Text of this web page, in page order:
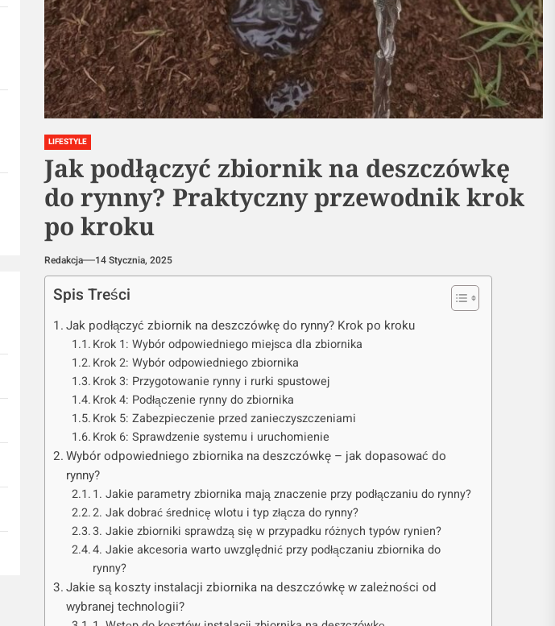
LIFESTYLE
Jak podłączyć zbiornik na deszczówkę
do rynny? Praktyczny przewodnik krok
po kroku
Redakcja 14 Stycznia, 2025
Spis Treści
Jak podłączyć zbiornik na deszczówkę do rynny? Krok po kroku
Krok 1: Wybór odpowiedniego miejsca dla zbiornika
Krok 2: Wybór odpowiedniego zbiornika
Krok 3: Przygotowanie rynny i rurki spustowej
Krok 4: Podłączenie rynny do zbiornika
Krok 5: Zabezpieczenie przed zanieczyszczeniami
Krok 6: Sprawdzenie systemu i uruchomienie
Wybór odpowiedniego zbiornika na deszczówkę – jak dopasować do
rynny?
1. Jakie parametry zbiornika mają znaczenie przy podłączaniu do rynny?
2. Jak dobrać średnicę wlotu i typ złącza do rynny?
3. Jakie zbiorniki sprawdzą się w przypadku różnych typów rynien?
4. Jakie akcesoria warto uwzględnić przy podłączaniu zbiornika do
rynny?
Jakie są koszty instalacji zbiornika na deszczówkę w zależności od
wybranej technologii?